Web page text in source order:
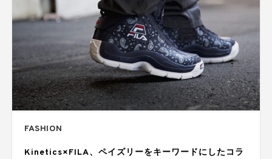
FASHION
Kinetics×FILA、ペイズリーをキーワードにしたコラ